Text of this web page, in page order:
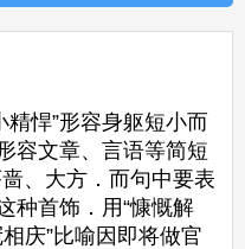
精悍”形容身躯短小而
容文章、言语等简短
、大方．而句中要表
种首饰．用“慷慨解
庆”比喻因即将做官